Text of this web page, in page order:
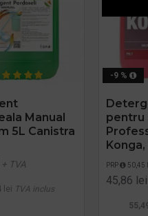
Manual
5L Canistra
+ TVA
lei TVA inclus
-9 %
pentru
Konga,
PRP 50,45
45,86 lei